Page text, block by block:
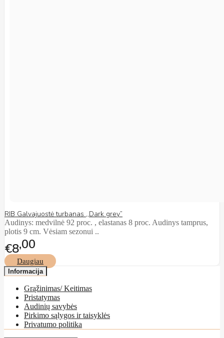
RIB Galvajuostė turbanas ,,Dark grey”
Audinys: medvilnė 92 proc. , elastanas 8 proc. Audinys tamprus,
plotis 9 cm. Vėsiam sezonui ..
€800
Daugiau
Informacija
Grąžinimas/ Keitimas
Pristatymas
Audinių savybės
Pirkimo sąlygos ir taisyklės
Privatumo politika